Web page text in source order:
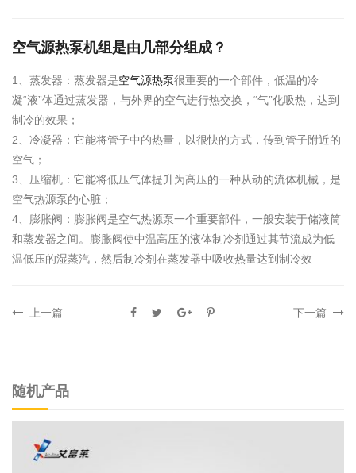
空气源热泵机组是由几部分组成？
1、蒸发器：蒸发器是空气源热泵很重要的一个部件，低温的冷
凝“液”体通过蒸发器，与外界的空气进行热交换，“气”化吸热，达到
制冷的效果；
2、冷凝器：它能将管子中的热量，以很快的方式，传到管子附近的
空气；
3、压缩机：它能将低压气体提升为高压的一种从动的流体机械，是
空气热源泵的心脏；
4、膨胀阀：膨胀阀是空气热源泵一个重要部件，一般安装于储液筒
和蒸发器之间。膨胀阀使中温高压的液体制冷剂通过其节流成为低
温低压的湿蒸汽，然后制冷剂在蒸发器中吸收热量达到制冷效
上一篇 下一篇
随机产品